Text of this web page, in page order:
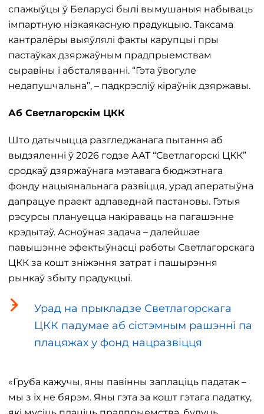
спажыўцы ў Беларусі былі вымушаныя набываць
імпартную нізкаякасную прадукцыю. Таксама
кантралёры выяўлялі факты карупцыі пры
пастаўках дзяржаўным прадпрыемствам
сыравіны і абсталяванні. “Гэта ўвогуле
недапушчальна”, – падкрэсліў кіраўнік дзяржавы.
Аб Светлагорскім ЦКК
Што датычыцца разгледжанага пытання аб
выдзяленні ў 2026 годзе ААТ “Светлагорскі ЦКК”
сродкаў дзяржаўнага мэтавага бюджэтнага
фонду нацыянальнага развіцця, урад аператыўна
дапрацуе праект адпаведнай пастановы. Гэтыя
рэсурсы плануецца накіраваць на пагашэнне
крэдытаў. Асноўная задача – далейшае
павышэнне эфектыўнасці работы Светлагорскага
ЦКК за кошт зніжэння затрат і пашырэння
рынкаў збыту прадукцыі.
Урад на прыкладзе Светлагорскага
ЦКК падумае аб сістэмным рашэнні па
плацяжах у фонд нацразвіцця
«Груба кажучы, яны павінны заплаціць падатак –
мы з іх не бярэм. Яны гэта за кошт гэтага падатку,